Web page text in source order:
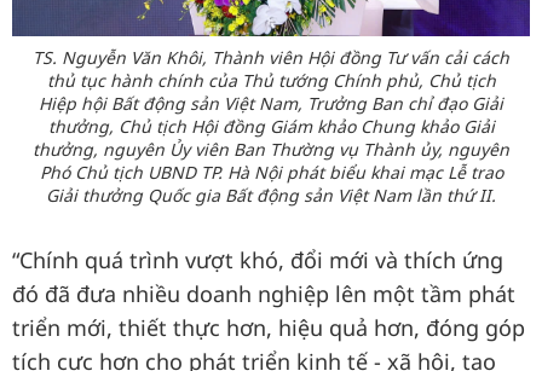
TS. Nguyễn Văn Khôi, Thành viên Hội đồng Tư vấn cải cách
thủ tục hành chính của Thủ tướng Chính phủ, Chủ tịch
Hiệp hội Bất động sản Việt Nam, Trưởng Ban chỉ đạo Giải
thưởng, Chủ tịch Hội đồng Giám khảo Chung khảo Giải
thưởng, nguyên Ủy viên Ban Thường vụ Thành ủy, nguyên
Phó Chủ tịch UBND TP. Hà Nội phát biểu khai mạc Lễ trao
Giải thưởng Quốc gia Bất động sản Việt Nam lần thứ II.
“Chính quá trình vượt khó, đổi mới và thích ứng
đó đã đưa nhiều doanh nghiệp lên một tầm phát
triển mới, thiết thực hơn, hiệu quả hơn, đóng góp
tích cực hơn cho phát triển kinh tế - xã hội, tạo